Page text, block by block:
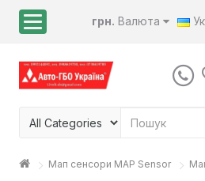
грн. Валюта
Мап сенсори MAP Sensor